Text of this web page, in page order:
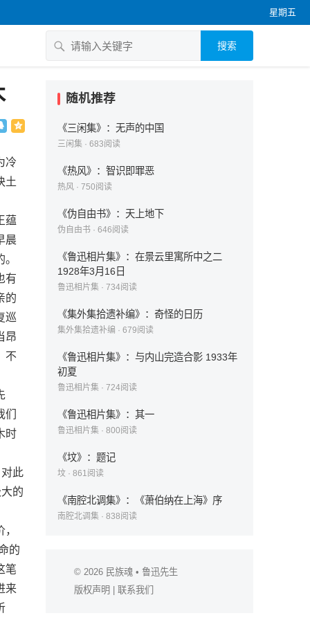
星期五
搜索
冷
土
蕴
晨
有
的
巡
昂
不
时
此
的
的
笔
来
随机推荐
《三闲集》：无声的中国
三闲集 · 683阅读
《热风》：智识即罪恶
热风 · 750阅读
《伪自由书》：天上地下
伪自由书 · 646阅读
《鲁迅相片集》：在景云里寓所中之二
1928年3月16日
鲁迅相片集 · 734阅读
《集外集拾遗补编》：奇怪的日历
集外集拾遗补编 · 679阅读
《鲁迅相片集》：与内山完造合影 1933年
初夏
鲁迅相片集 · 724阅读
《鲁迅相片集》：其一
鲁迅相片集 · 800阅读
《坟》：题记
坟 · 861阅读
《南腔北调集》：《萧伯纳在上海》序
南腔北调集 · 838阅读
© 2026 民族魂 • 鲁迅先生
版权声明
联系我们